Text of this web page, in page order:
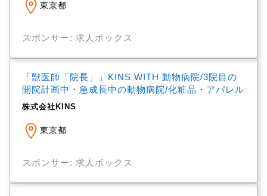
東京都
スポンサー: 求人ボックス
「獣医師「院長」」KINS WITH 動物病院/3院目の
開院計画中・急成長中の動物病院/化粧品・アパレル
株式会社KINS
東京都
スポンサー: 求人ボックス